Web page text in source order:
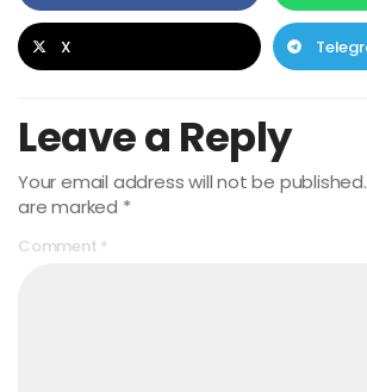
X
Leave a Reply
Your email address will not be published.
are marked *
Comment *